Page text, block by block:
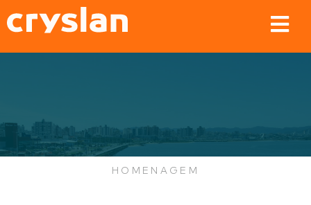
HOMENAGEM